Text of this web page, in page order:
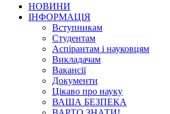
НОВИНИ
ІНФОРМАЦІЯ
Вступникам
Студентам
Аспірантам і науковцям
Викладачам
Вакансії
Документи
Цікаво про науку
ВАША БЕЗПЕКА